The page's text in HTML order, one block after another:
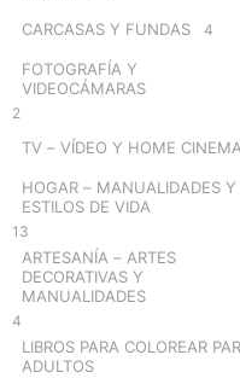
CARCASAS Y FUNDAS 4
FOTOGRAFÍA Y
VIDEOCÁMARAS
2
TV – VÍDEO Y HOME CINEMA
HOGAR – MANUALIDADES Y
ESTILOS DE VIDA
13
ARTESANÍA – ARTES
DECORATIVAS Y
MANUALIDADES
4
LIBROS PARA COLOREAR
ADULTOS